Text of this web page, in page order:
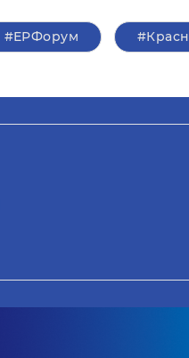
#ЕРФорум